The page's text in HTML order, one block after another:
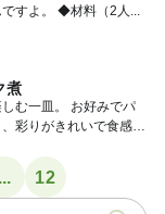
ごぼうの味わい、意外なほど合うんですよ。 ◆材料（2人...
煮
む一皿。 お好みでパ
彩りがきれいで食感も
... 12